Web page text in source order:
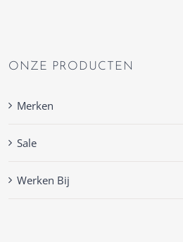
ONZE PRODUCTEN
Merken
Sale
Werken Bij